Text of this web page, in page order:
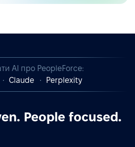
AI про PeopleForce:
Claude Perplexity
People focused.